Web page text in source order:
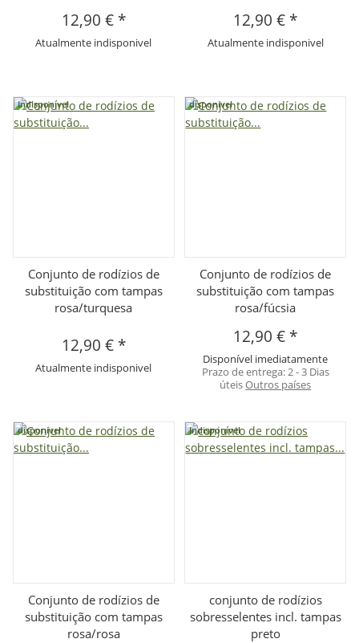
12,90 € *
Atualmente indisponivel
12,90 € *
Atualmente indisponivel
Indisponível
Conjunto de rodízios de
substituição com tampas
rosa/turquesa
12,90 € *
Atualmente indisponivel
disponivel
Conjunto de rodízios de
substituição com tampas
rosa/fúcsia
12,90 € *
Disponível imediatamente
Prazo de entrega:2 - 3 Dias
úteisOutros países
disponivel
Conjunto de rodízios de
substituição com tampas
rosa/rosa
Indisponível
conjunto de rodízios
sobresselentes incl. tampas
preto